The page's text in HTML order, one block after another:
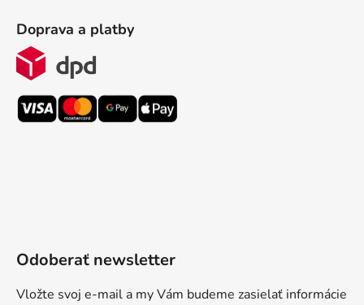
Doprava a platby
Odoberať newsletter
Vložte svoj e-mail a my Vám budeme zasielať informácie